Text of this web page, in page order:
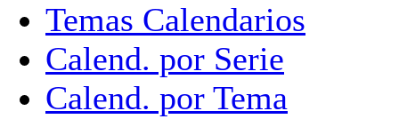
Temas Calendarios
Calend. por Serie
Calend. por Tema